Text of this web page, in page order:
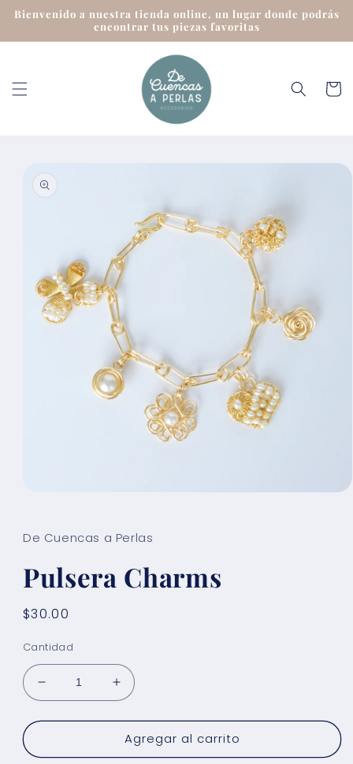
directamente
Bienvenido a nuestra tienda online, un lugar donde podrás
encontrar tus piezas favoritas
Carrito
información
1
en
ventana
modal
De Cuencas a Perlas
Pulsera Charms
Precio
$30.00
Cantidad
Reducir
cantidad
para
Charms
Aumentar
cantidad
para
Pulsera
Charms
Agregar al carrito